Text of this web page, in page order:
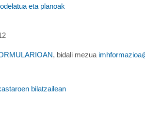
eta planoak
, bidali mezua
bilatzailean